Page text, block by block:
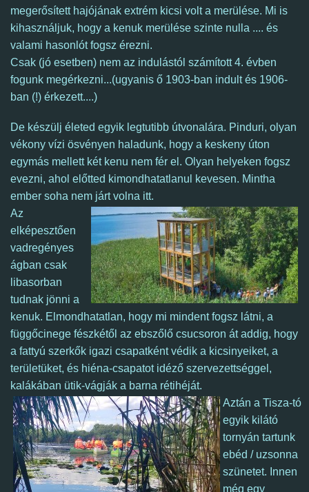
megerősített hajójának extrém kicsi volt a merülése. Mi is
kihasználjuk, hogy a kenuk merülése szinte nulla .... és
valami hasonlót fogsz érezni.
Csak (jó esetben) nem az indulástól számított 4. évben
fogunk megérkezni...(ugyanis ő 1903-ban indult és 1906-
ban (!) érkezett....)
De készülj életed egyik legtutibb útvonalára. Pinduri, olyan
vékony vízi ösvényen haladunk, hogy a keskeny úton
egymás mellett két kenu nem fér el. Olyan helyeken fogsz
evezni, ahol előtted kimondhatatlanul kevesen. Mintha
ember soha nem járt volna itt.
Az
elképesztően
vadregényes
ágban csak
libasorban
tudnak jönni a
kenuk. Elmondhatatlan, hogy mi mindent fogsz látni, a
függőcinege fészkétől az ebszőlő csucsoron át addig, hogy
a fattyú szerkők igazi csapatként védik a kicsinyeiket, a
területüket, és hiéna-csapatot idéző szervezettséggel,
kalákában ütik-vágják a barna rétihéját.
Aztán a Tisza-tó
egyik kilátó
tornyán tartunk
ebéd / uzsonna
szünetet. Innen
még egy